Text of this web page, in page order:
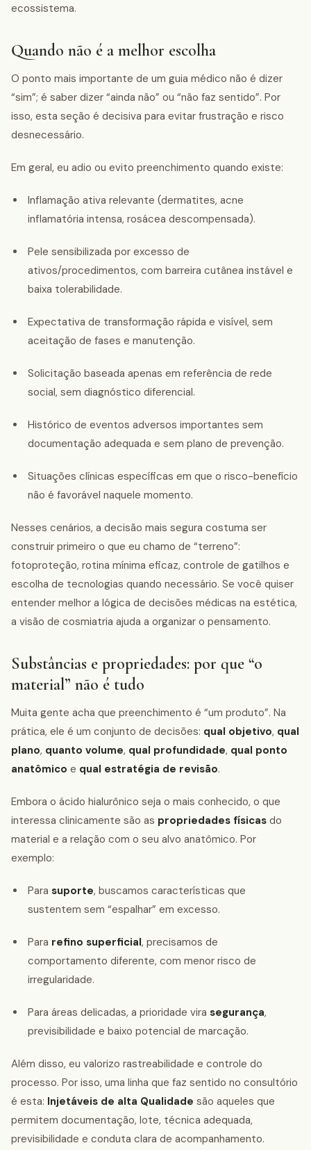
ecossistema.
Quando não é a melhor escolha
O ponto mais importante de um guia médico não é dizer
“sim”; é saber dizer “ainda não” ou “não faz sentido”. Por
isso, esta seção é decisiva para evitar frustração e risco
desnecessário.
Em geral, eu adio ou evito preenchimento quando existe:
Inflamação ativa relevante (dermatites, acne
inflamatória intensa, rosácea descompensada).
Pele sensibilizada por excesso de
ativos/procedimentos, com barreira cutânea instável e
baixa tolerabilidade.
Expectativa de transformação rápida e visível, sem
aceitação de fases e manutenção.
Solicitação baseada apenas em referência de rede
social, sem diagnóstico diferencial.
Histórico de eventos adversos importantes sem
documentação adequada e sem plano de prevenção.
Situações clínicas específicas em que o risco-benefício
não é favorável naquele momento.
Nesses cenários, a decisão mais segura costuma ser
construir primeiro o que eu chamo de “terreno”:
fotoproteção, rotina mínima eficaz, controle de gatilhos e
escolha de tecnologias quando necessário. Se você quiser
entender melhor a lógica de decisões médicas na estética,
a visão de cosmiatria ajuda a organizar o pensamento.
Substâncias e propriedades: por que “o
material” não é tudo
Muita gente acha que preenchimento é “um produto”. Na
prática, ele é um conjunto de decisões: qual objetivo, qual
plano, quanto volume, qual profundidade, qual ponto
anatômico e qual estratégia de revisão.
Embora o ácido hialurônico seja o mais conhecido, o que
interessa clinicamente são as propriedades físicas do
material e a relação com o seu alvo anatômico. Por
exemplo:
Para suporte, buscamos características que
sustentem sem “espalhar” em excesso.
Para refino superficial, precisamos de
comportamento diferente, com menor risco de
irregularidade.
Para áreas delicadas, a prioridade vira segurança,
previsibilidade e baixo potencial de marcação.
Além disso, eu valorizo rastreabilidade e controle do
processo. Por isso, uma linha que faz sentido no consultório
é esta: Injetáveis de alta Qualidade são aqueles que
permitem documentação, lote, técnica adequada,
previsibilidade e conduta clara de acompanhamento.